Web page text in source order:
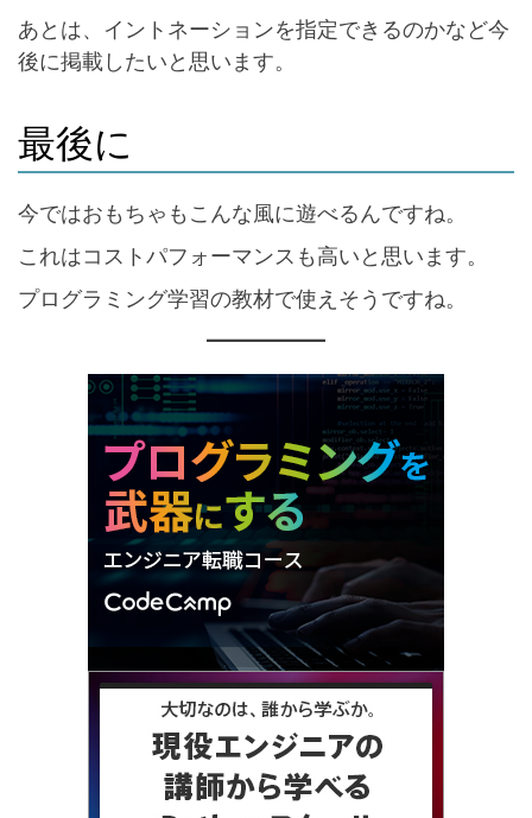
あとは、イントネーションを指定できるのかなど今
後に掲載したいと思います。
最後に
今ではおもちゃもこんな風に遊べるんですね。
これはコストパフォーマンスも高いと思います。
プログラミング学習の教材で使えそうですね。